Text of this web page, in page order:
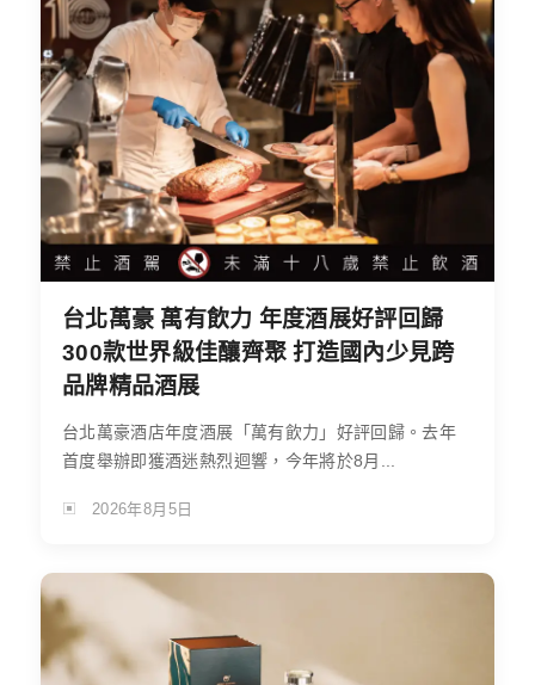
台北萬豪 萬有飲力 年度酒展好評回歸
300款世界級佳釀齊聚 打造國內少見跨
品牌精品酒展
台北萬豪酒店年度酒展「萬有飲力」好評回歸。去年
首度舉辦即獲酒迷熱烈迴響，今年將於8月...
2026年8月5日